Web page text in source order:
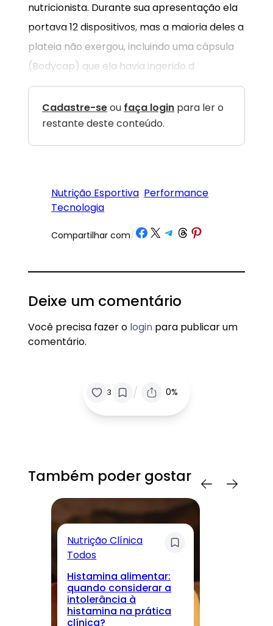
nutricionista. Durante sua apresentação ela
portava 12 dispositivos, mas a maioria deles a
plateia não exergou, incluindo uma cápsula
(Bodycap) que ela havia ingerido d
Cadastre-seou faça login para ler o
restante deste conteúdo.
Nutrição Esportiva Performance
Tecnologia
Compartilhar com/ Share on Facebook
Share on X Share on Telegram
Share on Threads
Share on Pinterest
Deixe um comentário
Você precisa fazer o login para publicar um
comentário.
3 / 0%
Também poder gostar
Nutrição Clínica
Todos
Histamina alimentar:
quando considerar a
intolerância à
histamina na prática
clínica?